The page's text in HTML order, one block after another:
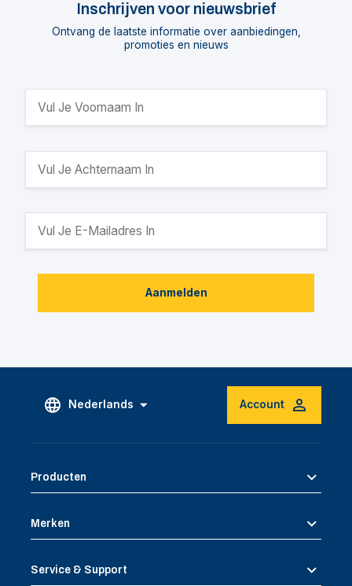
Inschrijven voor nieuwsbrief
Ontvang de laatste informatie over aanbiedingen,
promoties en nieuws
Aanmelden
Nederlands Account
Producten
Merken
Service & Support